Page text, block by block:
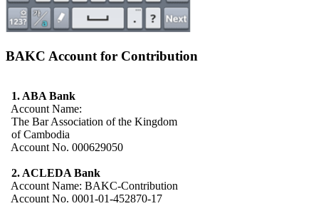
BAKC Account for Contribution
1. ABA Bank
Account Name:
The Bar Association of the Kingdom
of Cambodia
Account No. 000629050
2. ACLEDA Bank
Account Name: BAKC-Contribution
Account No. 0001-01-452870-17